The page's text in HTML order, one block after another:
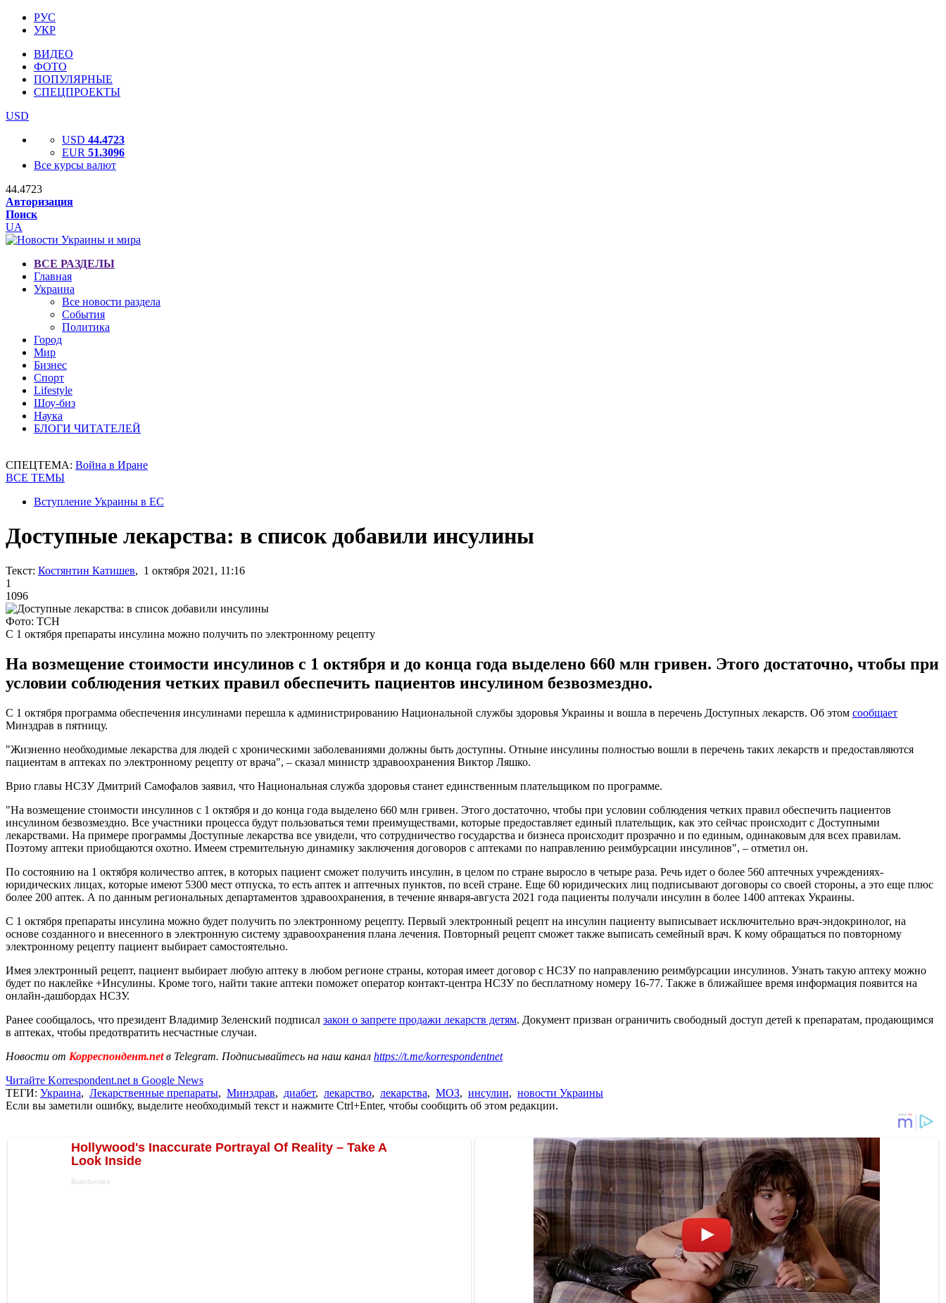
РУС
УКР
ВИДЕО
ФОТО
ПОПУЛЯРНЫЕ
СПЕЦПРОЕКТЫ
USD
USD 44.4723
EUR 51.3096
Все курсы валют
44.4723
Авторизация
Поиск
UA
ВСЕ РАЗДЕЛЫ
Главная
Украина
Все новости раздела
События
Политика
Город
Мир
Бизнес
Спорт
Lifestyle
Шоу-биз
Наука
БЛОГИ ЧИТАТЕЛЕЙ
СПЕЦТЕМА: Война в Иране
ВСЕ ТЕМЫ
Вступление Украины в ЕС
Доступные лекарства: в список добавили инсулины
Текст: Костянтин Катишев, 1 октября 2021, 11:16
1
1096
Фото: ТСН
С 1 октября препараты инсулина можно получить по электронному рецепту
На возмещение стоимости инсулинов с 1 октября и до конца года выделено 660 млн гривен. Этого достаточно, чтобы при
условии соблюдения четких правил обеспечить пациентов инсулином безвозмездно.
С 1 октября программа обеспечения инсулинами перешла к администрированию Национальной службы здоровья Украины и вошла в перечень Доступных лекарств. Об этом сообщает
Минздрав в пятницу.
"Жизненно необходимые лекарства для людей с хроническими заболеваниями должны быть доступны. Отныне инсулины полностью вошли в перечень таких лекарств и предоставляются
пациентам в аптеках по электронному рецепту от врача", – сказал министр здравоохранения Виктор Ляшко.
Врио главы НСЗУ Дмитрий Самофалов заявил, что Национальная служба здоровья станет единственным плательщиком по программе.
"На возмещение стоимости инсулинов с 1 октября и до конца года выделено 660 млн гривен. Этого достаточно, чтобы при условии соблюдения четких правил обеспечить пациентов
инсулином безвозмездно. Все участники процесса будут пользоваться теми преимуществами, которые предоставляет единый плательщик, как это сейчас происходит с Доступными
лекарствами. На примере программы Доступные лекарства все увидели, что сотрудничество государства и бизнеса происходит прозрачно и по единым, одинаковым для всех правилам.
Поэтому аптеки приобщаются охотно. Имеем стремительную динамику заключения договоров с аптеками по направлению реимбурсации инсулинов", – отметил он.
По состоянию на 1 октября количество аптек, в которых пациент сможет получить инсулин, в целом по стране выросло в четыре раза. Речь идет о более 560 аптечных учреждениях-
юридических лицах, которые имеют 5300 мест отпуска, то есть аптек и аптечных пунктов, по всей стране. Еще 60 юридических лиц подписывают договоры со своей стороны, а это еще плюс
более 200 аптек. А по данным региональных департаментов здравоохранения, в течение января-августа 2021 года пациенты получали инсулин в более 1400 аптеках Украины.
С 1 октября препараты инсулина можно будет получить по электронному рецепту. Первый электронный рецепт на инсулин пациенту выписывает исключительно врач-эндокринолог, на
основе созданного и внесенного в электронную систему здравоохранения плана лечения. Повторный рецепт сможет также выписать семейный врач. К кому обращаться по повторному
электронному рецепту пациент выбирает самостоятельно.
Имея электронный рецепт, пациент выбирает любую аптеку в любом регионе страны, которая имеет договор с НСЗУ по направлению реимбурсации инсулинов. Узнать такую аптеку можно
будет по наклейке +Инсулины. Кроме того, найти такие аптеки поможет оператор контакт-центра НСЗУ по бесплатному номеру 16-77. Также в ближайшее время информация появится на
онлайн-дашбордах НСЗУ.
Ранее сообщалось, что президент Владимир Зеленский подписал закон о запрете продажи лекарств детям. Документ призван ограничить свободный доступ детей к препаратам, продающимся
в аптеках, чтобы предотвратить несчастные случаи.
Новости от Корреспондент.netв Telegram. Подписывайтесь на наш канал https://t.me/korrespondentnet
Читайте Korrespondent.net в Google News
ТЕГИ: Украина, Лекарственные препараты, Минздрав, диабет, лекарство, лекарства, МОЗ, инсулин, новости Украины
Если вы заметили ошибку, выделите необходимый текст и нажмите Ctrl+Enter, чтобы сообщить об этом редакции.